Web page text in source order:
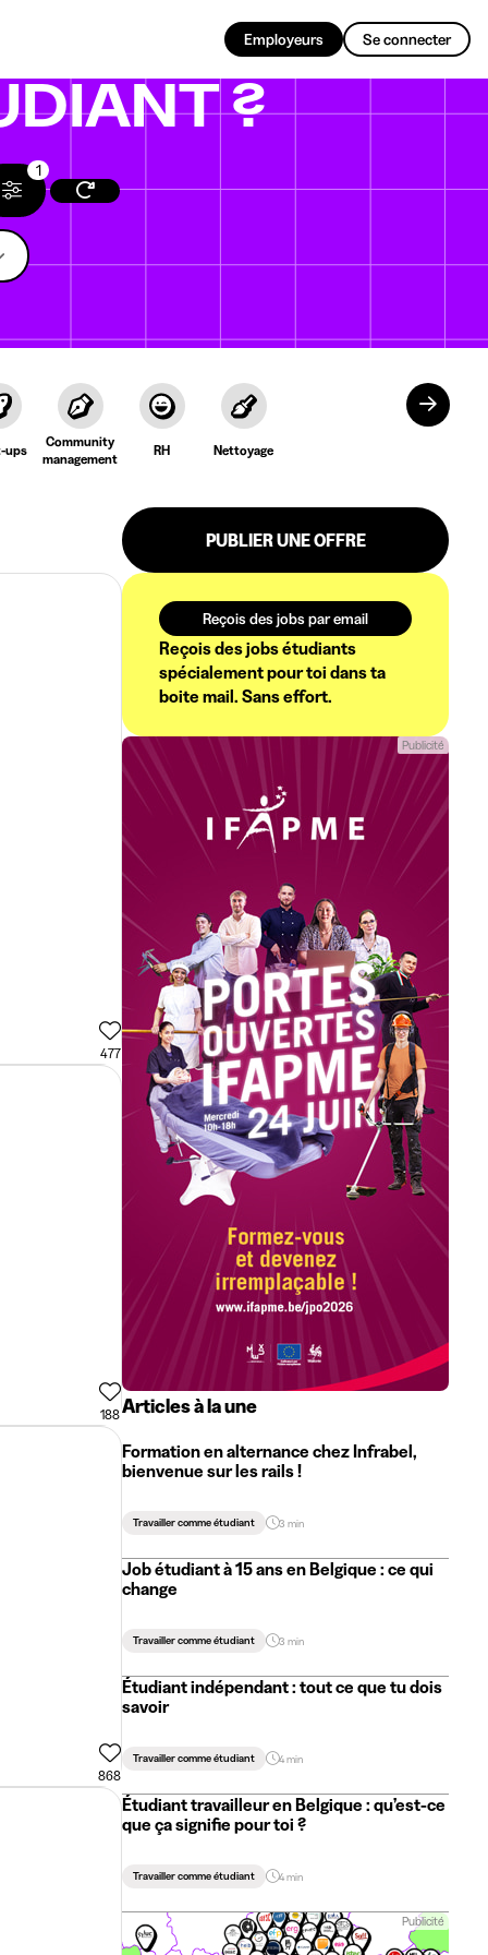
Employeurs Se connecter
?
1
ups
Community
management
RH Nettoyage
477
188
868
PUBLIER UNE OFFRE
Reçois des jobs par email
Reçois des jobs étudiants
spécialement pour toi dans ta
boite mail. Sans effort.
Publicité
Articles à la une
Formation en alternance chez Infrabel,
bienvenue sur les rails !
Travailler comme étudiant 3 min
Job étudiant à 15 ans en Belgique : ce qui
change
Travailler comme étudiant 3 min
Étudiant indépendant : tout ce que tu dois
savoir
Travailler comme étudiant 4 min
Étudiant travailleur en Belgique : qu’est-ce
que ça signifie pour toi ?
Travailler comme étudiant 4 min
Publicité